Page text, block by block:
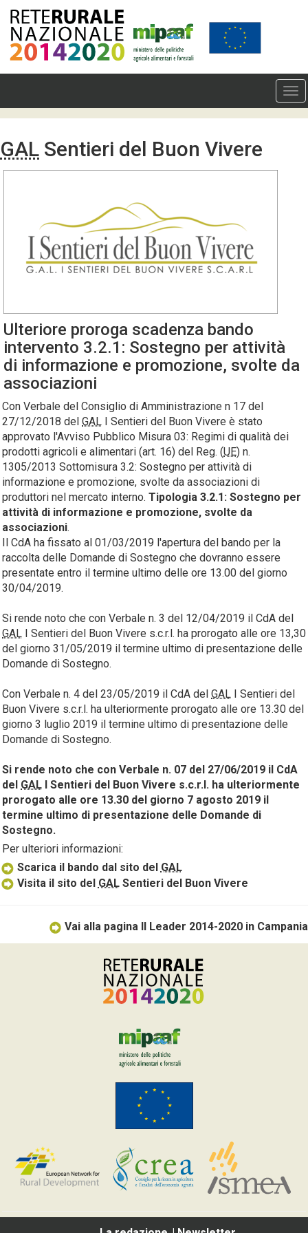
GAL Sentieri del Buon Vivere
Ulteriore proroga scadenza bando
intervento 3.2.1: Sostegno per attività
di informazione e promozione, svolte da
associazioni
Con Verbale del Consiglio di Amministrazione n 17 del
27/12/2018 del GAL I Sentieri del Buon Vivere è stato
approvato l'Avviso Pubblico Misura 03: Regimi di qualità dei
prodotti agricoli e alimentari (art. 16) del Reg. (UE) n.
1305/2013 Sottomisura 3.2: Sostegno per attività di
informazione e promozione, svolte da associazioni di
produttori nel mercato interno. Tipologia 3.2.1: Sostegno per
attività di informazione e promozione, svolte da
associazioni.
Il CdA ha fissato al 01/03/2019 l'apertura del bando per la
raccolta delle Domande di Sostegno che dovranno essere
presentate entro il termine ultimo delle ore 13.00 del giorno
30/04/2019.
Si rende noto che con Verbale n. 3 del 12/04/2019 il CdA del
GAL I Sentieri del Buon Vivere s.c.r.l. ha prorogato alle ore 13,30
del giorno 31/05/2019 il termine ultimo di presentazione delle
Domande di Sostegno.
Con Verbale n. 4 del 23/05/2019 il CdA del GAL I Sentieri del
Buon Vivere s.c.r.l. ha ulteriormente prorogato alle ore 13.30 del
giorno 3 luglio 2019 il termine ultimo di presentazione delle
Domande di Sostegno.
Si rende noto che con Verbale n. 07 del 27/06/2019 il CdA
del GAL I Sentieri del Buon Vivere s.c.r.l. ha ulteriormente
prorogato alle ore 13.30 del giorno 7 agosto 2019 il
termine ultimo di presentazione delle Domande di
Sostegno.
Per ulteriori informazioni:
Scarica il bando dal sito del GAL
Visita il sito del GALSentieri del Buon Vivere
Vai alla pagina Il Leader 2014-2020 in Campania